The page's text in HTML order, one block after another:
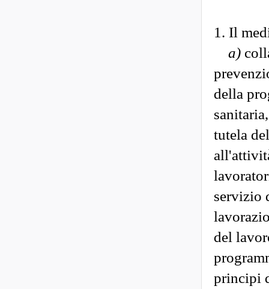
1. Il
a)
della
tutela
servizio
del
principi